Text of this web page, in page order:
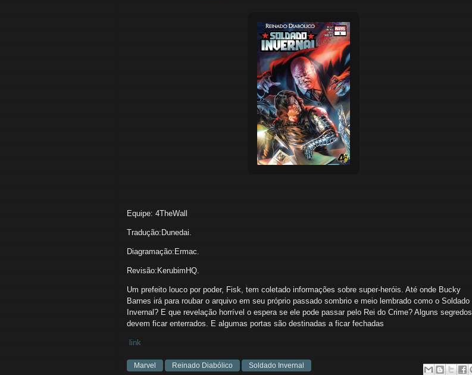
Equipe: 4TheWall
Tradução:Dunedai.
Diagramação:Ermac.
Revisão:KerubimHQ.
Um prefeito louco por poder, Fisk, tem coletado informações sobre super-heróis. Até onde Bucky
Barnes irá para roubar o arquivo em seu próprio passado sombrio e meio lembrado como o Soldado
Invernal? E que revelação horrível o espera se ele pode passar pelo Rei do Crime? Alguns segredos
devem ficar enterrados. E algumas portas são destinadas a ficar fechadas
link
Marvel Reinado Diabólico Soldado Invernal